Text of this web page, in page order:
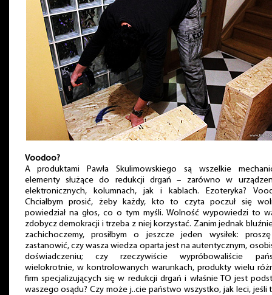
Voodoo?
A produktami Pawła Skulimowskiego są wszelkie
elementy służące do redukcji drgań – zarówno w
elektronicznych, kolumnach, jak i kablach. Ezoteryka?
Chciałbym prosić, żeby każdy, kto to czyta poczuł się
powiedział na głos, co o tym myśli. Wolność wypowiedzi to
zdobycz demokracji i trzeba z niej korzystać. Zanim jednak
zachichoczemy, prosiłbym o jeszcze jeden wysiłek:
zastanowić, czy wasza wiedza oparta jest na autentycznym,
doświadczeniu; czy rzeczywiście wypróbowaliście
wielokrotnie, w kontrolowanych warunkach, produkty wielu
firm specjalizujących się w redukcji drgań i właśnie TO jest
waszego osądu? Czy może j..cie państwo wszystko, jak leci, jeśli